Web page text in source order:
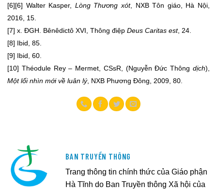
[6][6] Walter Kasper, Lòng Thương xót, NXB Tôn giáo, Hà Nội,
2016, 15.
[7] x. ĐGH. Bênêdictô XVI, Thông điệp Deus Caritas est, 24.
[8] Ibid, 85.
[9] Ibid, 60.
[10] Théodule Rey – Mermet, CSsR, (Nguyễn Đức Thông dịch),
Một lối nhìn mới về luân lý, NXB Phương Đông, 2009, 80.
BAN TRUYỀN THÔNG
Trang thông tin chính thức của Giáo phận
Hà Tĩnh do Ban Truyền thông Xã hội của